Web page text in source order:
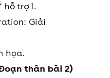
hỗ trợ 1.
Giải
họa.
thân bài 2)